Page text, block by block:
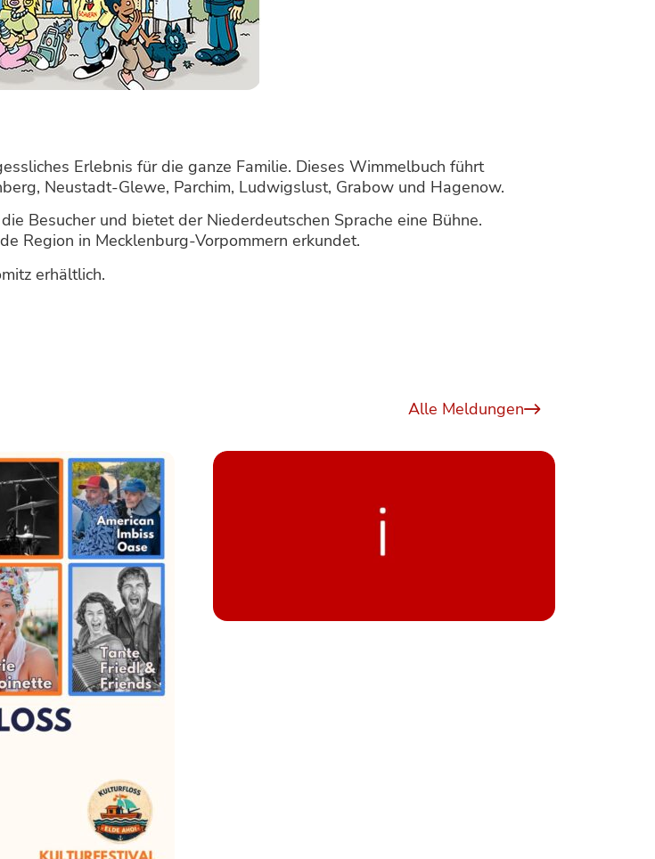
Erlebnis für die ganze Familie. Dieses Wimmelbuch führt
Neustadt-Glewe, Parchim, Ludwigslust, Grabow und Hagenow.
Besucher und bietet der Niederdeutschen Sprache eine Bühne.
Region in Mecklenburg-Vorpommern erkundet.
erhältlich.
Alle Meldungen